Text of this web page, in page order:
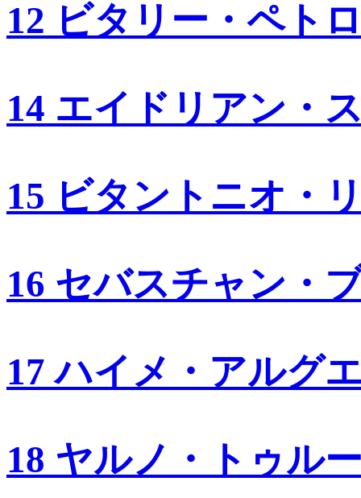
12 ビタリー・ペト
14 エイドリアン・
15 ビタントニオ・
16 セバスチャン・
17 ハイメ・アルグ
18 ヤルノ・トゥル